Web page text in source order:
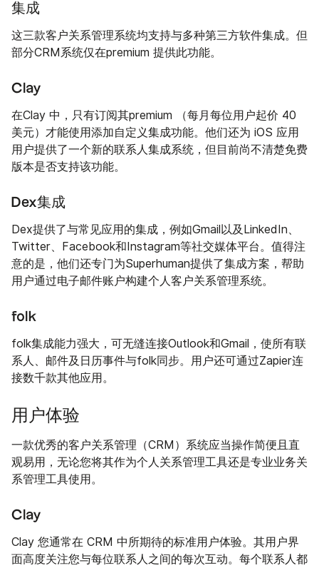
集成
这三款客户关系管理系统均支持与多种第三方软件集成。但
部分CRM系统仅在premium 提供此功能。
Clay
在Clay 中，只有订阅其premium （每月每位用户起价 40
美元）才能使用添加自定义集成功能。他们还为 iOS 应用
用户提供了一个新的联系人集成系统，但目前尚不清楚免费
版本是否支持该功能。
Dex集成
Dex提供了与常见应用的集成，例如Gmail以及LinkedIn、
Twitter、Facebook和Instagram等社交媒体平台。值得注
意的是，他们还专门为Superhuman提供了集成方案，帮助
用户通过电子邮件账户构建个人客户关系管理系统。
folk
folk集成能力强大，可无缝连接Outlook和Gmail，使所有联
系人、邮件及日历事件与folk同步。用户还可通过Zapier连
接数千款其他应用。
用户体验
一款优秀的客户关系管理（CRM）系统应当操作简便且直
观易用，无论您将其作为个人关系管理工具还是专业业务关
系管理工具使用。
Clay
Clay 您通常在 CRM 中所期待的标准用户体验。其用户界
面高度关注您与每位联系人之间的每次互动。每个联系人都